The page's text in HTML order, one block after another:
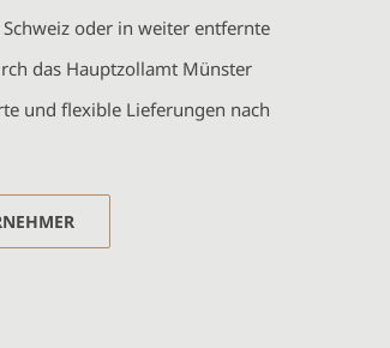
oder in weiter entfernte
das Hauptzollamt Münster
und flexible Lieferungen nach